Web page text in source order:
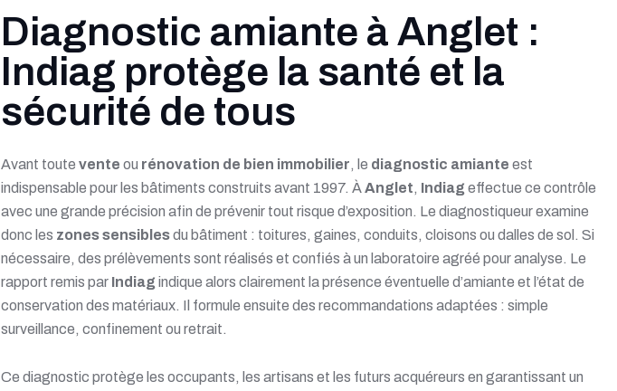
Diagnostic amiante à Anglet :
Indiag protège la santé et la
sécurité de tous
Avant toute vente ou rénovation de bien immobilier, le diagnostic amiante est
indispensable pour les bâtiments construits avant 1997. ÀAnglet, Indiag effectue ce contrôle
avec une grande précision afin de prévenir tout risque d’exposition. Le diagnostiqueur examine
donc les zones sensiblesdu bâtiment : toitures, gaines, conduits, cloisons ou dalles de sol. Si
nécessaire, des prélèvements sont réalisés et confiés à un laboratoire agréé pour analyse. Le
rapport remis par Indiag indique alors clairement la présence éventuelle d’amiante et l’état de
conservation des matériaux. Il formule ensuite des recommandations adaptées : simple
surveillance, confinement ou retrait.
Ce diagnostic protège les occupants, les artisans et les futurs acquéreurs en garantissant un